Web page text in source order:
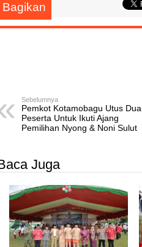
Bagikan
Sebelumnya
Pemkot Kotamobagu Utus Dua
Peserta Untuk Ikuti Ajang
Pemilihan Nyong & Noni Sulut
Juga